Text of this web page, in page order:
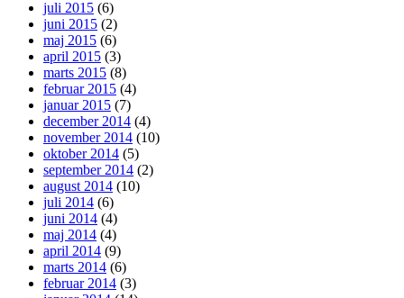
juli 2015 (6)
juni 2015 (2)
maj 2015 (6)
april 2015 (3)
marts 2015 (8)
februar 2015 (4)
januar 2015 (7)
december 2014 (4)
november 2014 (10)
oktober 2014 (5)
september 2014 (2)
august 2014 (10)
juli 2014 (6)
juni 2014 (4)
maj 2014 (4)
april 2014 (9)
marts 2014 (6)
februar 2014 (3)